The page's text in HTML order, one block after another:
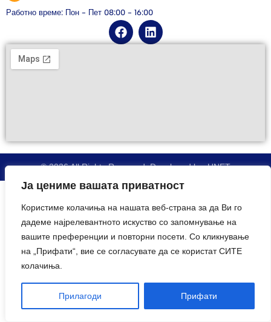
Ја цениме вашата приватност
Користиме колачиња на нашата веб-страна за да Ви го
дадеме најрелевантното искуство со запомнување на
вашите преференции и повторни посети. Со кликнување
на „Прифати“, вие се согласувате да се користат СИТЕ
колачиња.
Прилагоди Прифати
Работно време: Пон - Пет 08:00 - 16:00
© 2026 All Rights Reserved. Developed by:UNET